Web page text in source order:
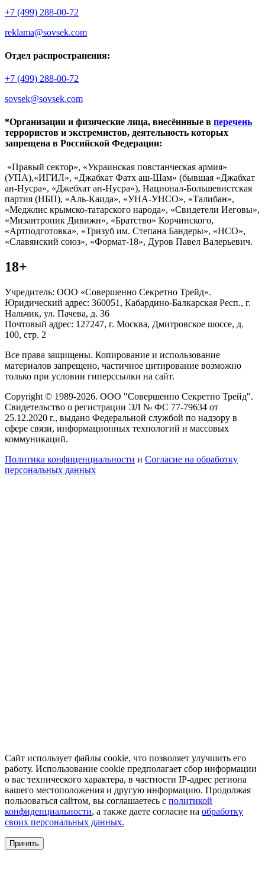
+7 (499) 288-00-72
reklama@sovsek.com
Отдел распространения:
+7 (499) 288-00-72
sovsek@sovsek.com
*Организации и физические лица, внесённные в перечень
террористов и экстремистов, деятельность которых
запрещена в Российской Федерации:
«Правый сектор», «Украинская повстанческая армия»
(УПА),«ИГИЛ», «Джабхат Фатх аш-Шам» (бывшая «Джабхат
ан-Нусра», «Джебхат ан-Нусра»), Национал-Большевистская
партия (НБП), «Аль-Каида», «УНА-УНСО», «Талибан»,
«Меджлис крымско-татарского народа», «Свидетели Иеговы»,
«Мизантропик Дивижн», «Братство» Корчинского,
«Артподготовка», «Тризуб им. Степана Бандеры», «НСО»,
«Славянский союз», «Формат-18», Дуров Павел Валерьевич.
18+
Учредитель: ООО «Совершенно Секретно Трейд».
Юридический адрес: 360051, Кабардино-Балкарская Респ., г.
Нальчик, ул. Пачева, д. 36
Почтовый адрес: 127247, г. Москва, Дмитровское шоссе, д.
100, стр. 2
Все права защищены. Копирование и использование
материалов запрещено, частичное цитирование возможно
только при условии гиперссылки на сайт.
Copyright © 1989-2026. ООО "Совершенно Секретно Трейд".
Свидетельство о регистрации ЭЛ № ФС 77-79634 от
25.12.2020 г., выдано Федеральной службой по надзору в
сфере связи, информационных технологий и массовых
коммуникаций.
Политика конфиценциальности и Согласие на обработку
персональных данных
Сайт использует файлы cookie, что позволяет улучшить его
работу. Использование cookie предполагает сбор информации
о вас технического характера, в частности IP-адрес региона
вашего местоположения и другую информацию. Продолжая
пользоваться сайтом, вы соглашаетесь с политикой
конфиденциальности, а также даете согласие на обработку
своих персональных данных.
Принять